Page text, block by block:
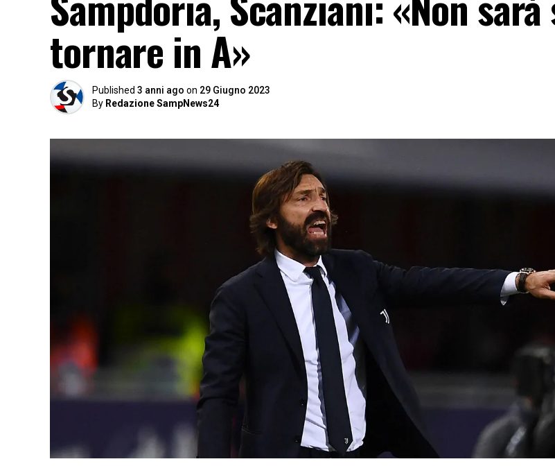
tornare in A»
Published 3 anni ago on 29 Giugno 2023
By Redazione SampNews24